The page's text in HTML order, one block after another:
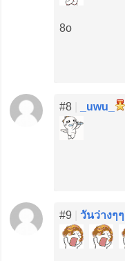
8o
#8 _uwu_
#9 วันว่างๆๆ